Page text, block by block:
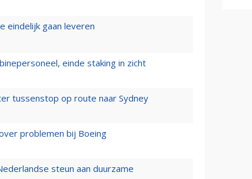
eindelijk gaan leveren
einde staking in zicht
tussenstop op route naar Sydney
problemen bij Boeing
steun aan duurzame